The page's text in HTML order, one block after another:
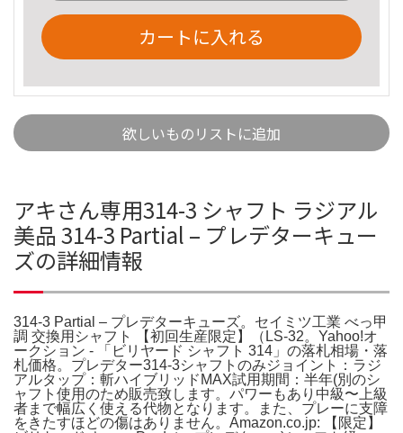
カートに入れる
欲しいものリストに追加
アキさん専用314-3 シャフト ラジアル
美品 314-3 Partial – プレデターキュー
ズの詳細情報
314-3 Partial – プレデターキューズ。セイミツ工業 べっ甲
調 交換用シャフト 【初回生産限定】（LS-32。Yahoo!オ
ークション - 「ビリヤード シャフト 314」の落札相場・落
札価格。プレデター314-3シャフトのみジョイント：ラジ
アルタップ：斬ハイブリッドMAX試用期間：半年(別のシ
ャフト使用のため販売致します。パワーもあり中級〜上級
者まで幅広く使える代物となります。また、プレーに支障
をきたすほどの傷はありません。Amazon.co.jp: 【限定】